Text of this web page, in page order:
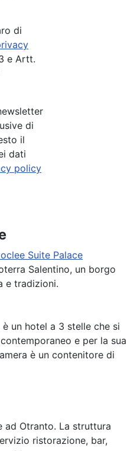
di
e Artt.
di
il
dati
policy
Suite Palace
Salentino, un borgo
e tradizioni.
un hotel a 3 stelle che si
e per la sua
è un contenitore di
ad Otranto. La struttura
ristorazione, bar,